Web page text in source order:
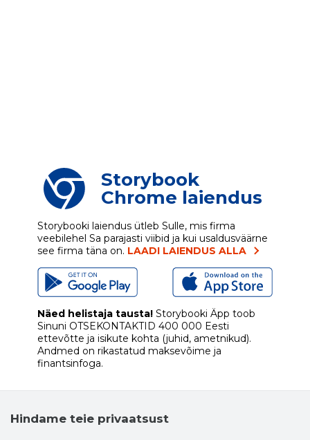
Storybook
Chrome laiendus
Storybooki laiendus ütleb Sulle, mis firma
veebilehel Sa parajasti viibid ja kui usaldusväärne
see firma täna on. LAADI LAIENDUS ALLA
Näed helistaja tausta! Storybooki Äpp toob
Sinuni OTSEKONTAKTID 400 000 Eesti
ettevõtte ja isikute kohta (juhid, ametnikud).
Andmed on rikastatud maksevõime ja
finantsinfoga.
Tööriistad
Hindame teie privaatsust